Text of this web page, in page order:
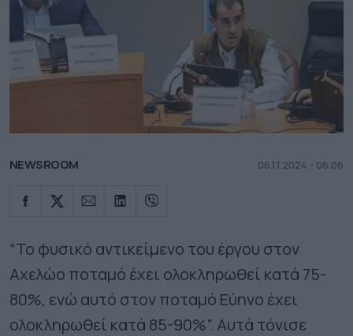
NEWSROOM 06.11.2024 - 06.06
“Το φυσικό αντικείμενο του έργου στον
Αχελώο ποταμό έχει ολοκληρωθεί κατά 75-
80%, ενώ αυτό στον ποταμό Εύηνο έχει
ολοκληρωθεί κατά 85-90%”. Αυτά τόνισε